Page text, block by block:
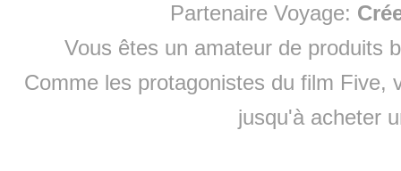
Partenaire Voyage:
Vous êtes un amateur de produits
Comme les protagonistes du film Five,
jusqu'à acheter